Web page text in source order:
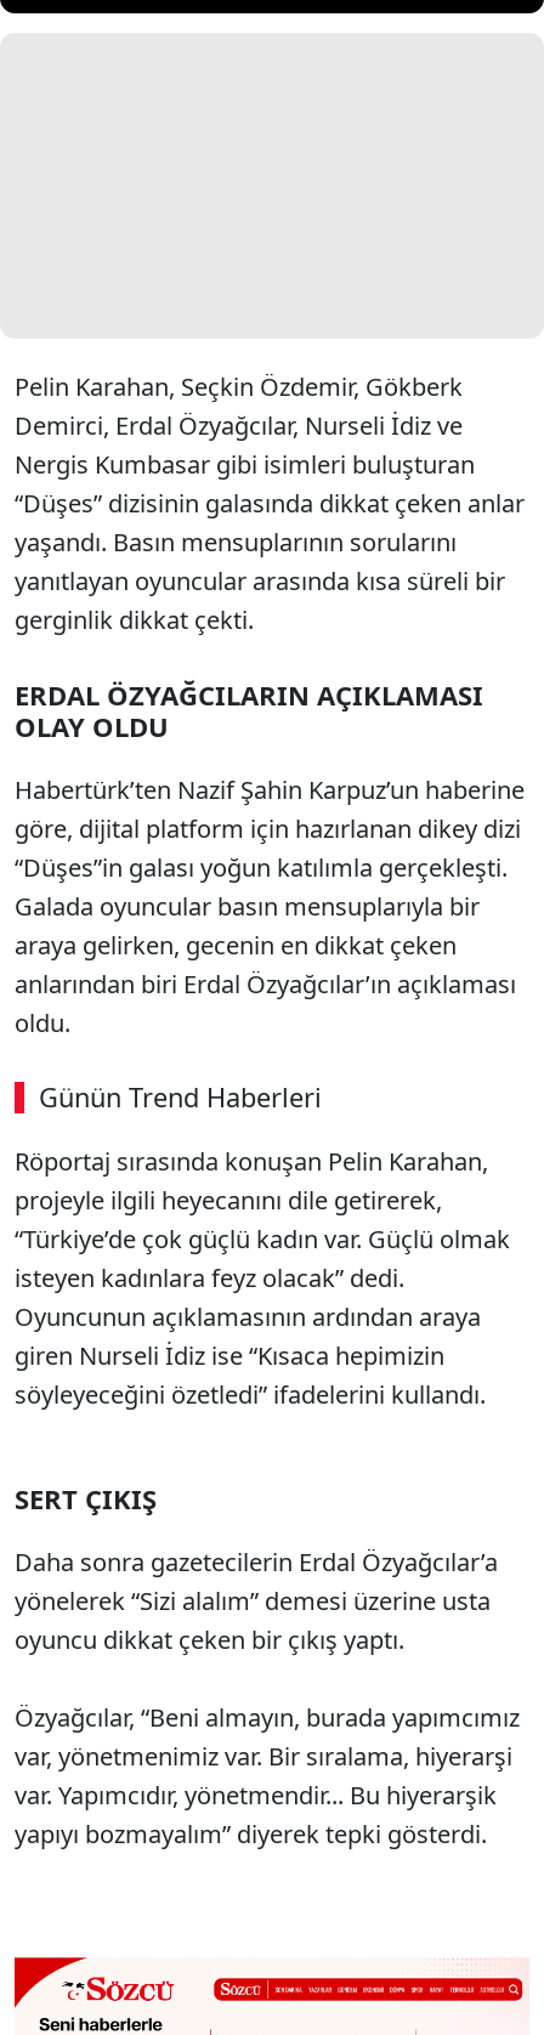
Pelin Karahan, Seçkin Özdemir, Gökberk
Demirci, Erdal Özyağcılar, Nurseli İdiz ve
Nergis Kumbasar gibi isimleri buluşturan
“Düşes” dizisinin galasında dikkat çeken anlar
yaşandı. Basın mensuplarının sorularını
yanıtlayan oyuncular arasında kısa süreli bir
gerginlik dikkat çekti.
ERDAL ÖZYAĞCILARIN AÇIKLAMASI
OLAY OLDU
Habertürk’ten Nazif Şahin Karpuz’un haberine
göre, dijital platform için hazırlanan dikey dizi
“Düşes”in galası yoğun katılımla gerçekleşti.
Galada oyuncular basın mensuplarıyla bir
araya gelirken, gecenin en dikkat çeken
anlarından biri Erdal Özyağcılar’ın açıklaması
oldu.
Günün Trend Haberleri
Röportaj sırasında konuşan Pelin Karahan,
projeyle ilgili heyecanını dile getirerek,
“Türkiye’de çok güçlü kadın var. Güçlü olmak
isteyen kadınlara feyz olacak” dedi.
Oyuncunun açıklamasının ardından araya
giren Nurseli İdiz ise “Kısaca hepimizin
söyleyeceğini özetledi” ifadelerini kullandı.
SERT ÇIKIŞ
Daha sonra gazetecilerin Erdal Özyağcılar’a
yönelerek “Sizi alalım” demesi üzerine usta
oyuncu dikkat çeken bir çıkış yaptı.
Özyağcılar, “Beni almayın, burada yapımcımız
var, yönetmenimiz var. Bir sıralama, hiyerarşi
var. Yapımcıdır, yönetmendir... Bu hiyerarşik
yapıyı bozmayalım” diyerek tepki gösterdi.